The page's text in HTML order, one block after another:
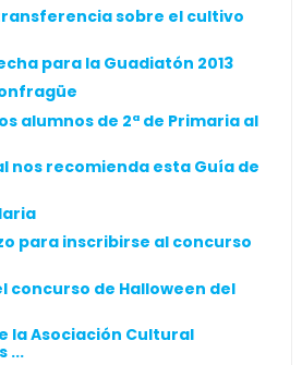
sobre el cultivo
para la Guadiatón 2013
alumnos de 2ª de Primaria al
nos recomienda esta Guía de
para inscribirse al concurso
concurso de Halloween del
la Asociación Cultural
...